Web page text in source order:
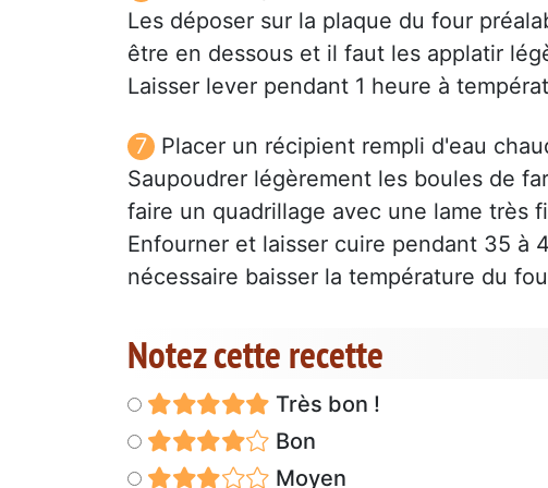
Les déposer sur la plaque du four
être en dessous et il faut les applatir
Laisser lever pendant 1 heure à
Placer un récipient rempli d'eau
Saupoudrer légèrement les boules de
faire un quadrillage avec une lame très
Enfourner et laisser cuire pendant 35 à
nécessaire baisser la température du
Notez cette recette
Très bon !
Bon
Moyen